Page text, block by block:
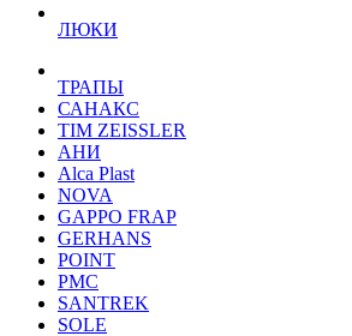
ЛЮКИ
ТРАПЫ
САНАКС
TIM ZEISSLER
АНИ
Alca Plast
NOVA
GAPPO FRAP
GERHANS
POINT
РМС
SANTREK
SOLE